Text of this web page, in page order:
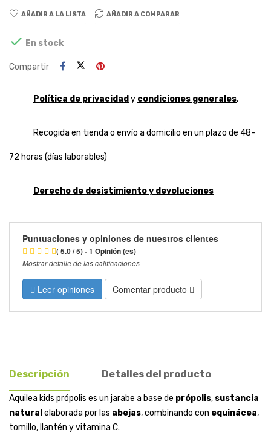
AÑADIR A LA LISTA AÑADIR A COMPARAR
 En stock
Compartir
Política de privacidad y condiciones generales.
Recogida en tienda o envío a domicilio en un plazo de 48-
72 horas (días laborables)
Derecho de desistimiento y devoluciones
Puntuaciones y opiniones de nuestros clientes
( 5.0 / 5) - 1 Opinión (es)
Mostrar detalle de las calificaciones
Leer opiniones Comentar producto
Descripción Detalles del producto
Aquilea kids própolis es un jarabe a base de própolis, sustancia
natural elaborada por las abejas, combinando con equinácea,
tomillo, llantén y vitamina C.